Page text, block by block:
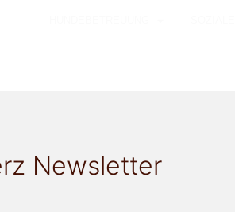
Newsletter